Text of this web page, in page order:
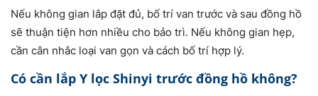
Nếu không gian lắp đặt đủ, bố trí van trước và sau đồng hồ
sẽ thuận tiện hơn nhiều cho bảo trì. Nếu không gian hẹp,
cần cân nhắc loại van gọn và cách bố trí hợp lý.
Có cần lắp Y lọc Shinyi trước đồng hồ không?